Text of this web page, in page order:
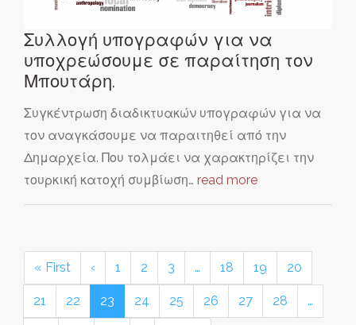
Συλλογή υπογραφών για να
υποχρεώσουμε σε παραίτηση τον
Μπουτάρη.
Συγκέντρωση διαδικτυακών υπογραφών για να
τον αναγκάσουμε να παραιτηθεί από την
Δημαρχεία. Που τολμάει να χαρακτηρίζει την
τουρκική κατοχή συμβίωση… read more
« First ‹ 1 2 3 … 18 19 20
21 22 23 24 25 26 27 28 …